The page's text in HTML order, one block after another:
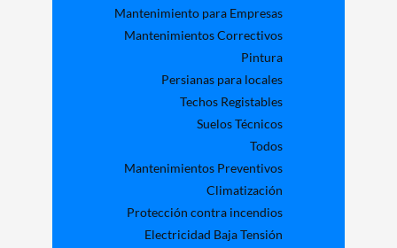
Mantenimiento para Empresas​
Mantenimientos Correctivos
Pintura
Persianas para locales
Techos Registables
Suelos Técnicos
Todos
Mantenimientos Preventivos
Climatización
Protección contra incendios
Electricidad Baja Tensión